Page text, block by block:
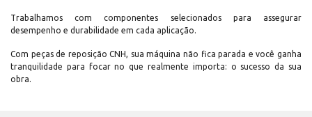
Trabalhamos com componentes selecionados para assegurar
desempenho e durabilidade em cada aplicação.
Com peças de reposição CNH, sua máquina não fica parada e você ganha
tranquilidade para focar no que realmente importa: o sucesso da sua
obra.